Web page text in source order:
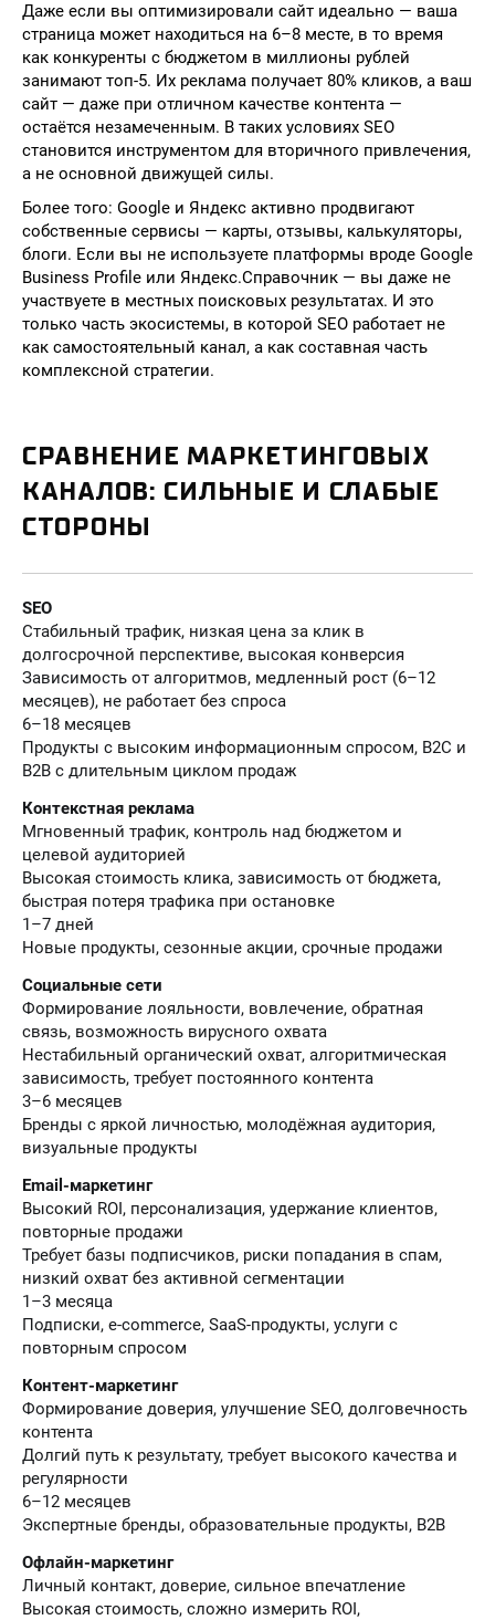
Даже если вы оптимизировали сайт идеально — ваша
страница может находиться на 6–8 месте, в то время
как конкуренты с бюджетом в миллионы рублей
занимают топ-5. Их реклама получает 80% кликов, а ваш
сайт — даже при отличном качестве контента —
остаётся незамеченным. В таких условиях SEO
становится инструментом для вторичного привлечения,
а не основной движущей силы.
Более того: Google и Яндекс активно продвигают
собственные сервисы — карты, отзывы, калькуляторы,
блоги. Если вы не используете платформы вроде Google
Business Profile или Яндекс.Справочник — вы даже не
участвуете в местных поисковых результатах. И это
только часть экосистемы, в которой SEO работает не
как самостоятельный канал, а как составная часть
комплексной стратегии.
СРАВНЕНИЕ МАРКЕТИНГОВЫХ
КАНАЛОВ: СИЛЬНЫЕ И СЛАБЫЕ
СТОРОНЫ
SEO
Стабильный трафик, низкая цена за клик в
долгосрочной перспективе, высокая конверсия
Зависимость от алгоритмов, медленный рост (6–12
месяцев), не работает без спроса
6–18 месяцев
Продукты с высоким информационным спросом, B2C и
B2B с длительным циклом продаж
Контекстная реклама
Мгновенный трафик, контроль над бюджетом и
целевой аудиторией
Высокая стоимость клика, зависимость от бюджета,
быстрая потеря трафика при остановке
1–7 дней
Новые продукты, сезонные акции, срочные продажи
Социальные сети
Формирование лояльности, вовлечение, обратная
связь, возможность вирусного охвата
Нестабильный органический охват, алгоритмическая
зависимость, требует постоянного контента
3–6 месяцев
Бренды с яркой личностью, молодёжная аудитория,
визуальные продукты
Email-маркетинг
Высокий ROI, персонализация, удержание клиентов,
повторные продажи
Требует базы подписчиков, риски попадания в спам,
низкий охват без активной сегментации
1–3 месяца
Подписки, e-commerce, SaaS-продукты, услуги с
повторным спросом
Контент-маркетинг
Формирование доверия, улучшение SEO, долговечность
контента
Долгий путь к результату, требует высокого качества и
регулярности
6–12 месяцев
Экспертные бренды, образовательные продукты, B2B
Офлайн-маркетинг
Личный контакт, доверие, сильное впечатление
Высокая стоимость, сложно измерить ROI,